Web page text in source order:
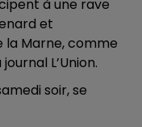
à une rave
et
la Marne, comme
L’Union.
soir, se